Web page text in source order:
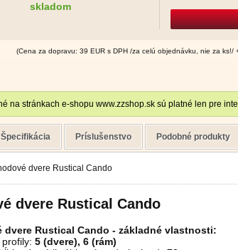
skladom
(Cena za dopravu: 39 EUR s DPH /za celú objednávku, nie za ks!/
na stránkach e-shopu www.zzshop.sk sú platné len pre
Špecifikácia Príslušenstvo Podobné produkty
dvere Rustical Cando
dvere Rustical Cando
dvere Rustical Cando - základné vlastnosti:
5 (dvere), 6 (rám)